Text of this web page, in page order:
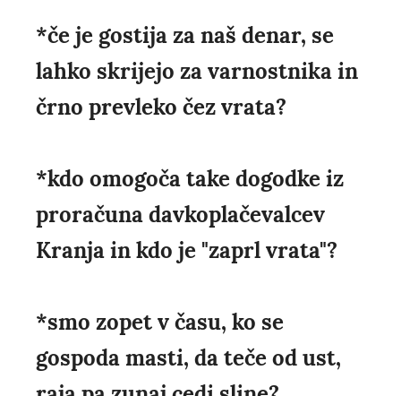
*če je gostija za naš denar, se
lahko skrijejo za varnostnika in
črno prevleko čez vrata?
*kdo omogoča take dogodke iz
proračuna davkoplačevalcev
Kranja in kdo je "zaprl vrata"?
*smo zopet v času, ko se
gospoda masti, da teče od ust,